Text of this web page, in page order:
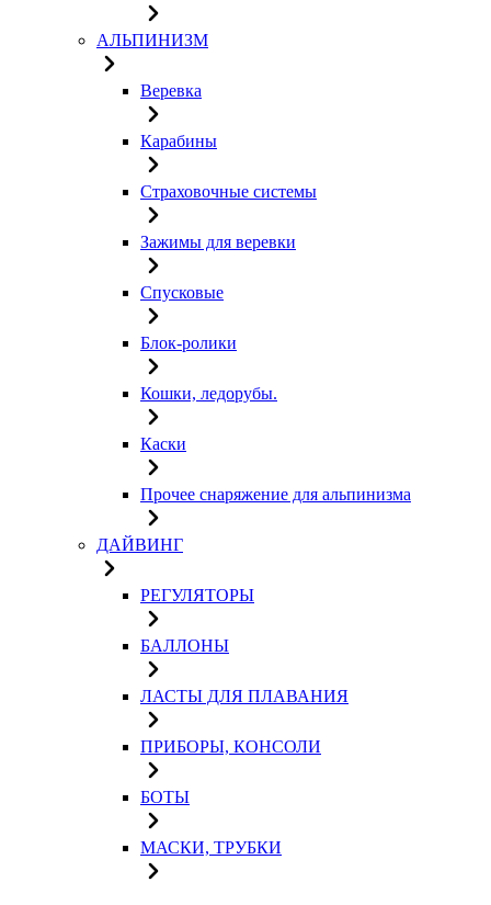
АЛЬПИНИЗМ
Веревка
Карабины
Страховочные системы
Зажимы для веревки
Спусковые
Блок-ролики
Кошки, ледорубы.
Каски
Прочее снаряжение для альпинизма
ДАЙВИНГ
РЕГУЛЯТОРЫ
БАЛЛОНЫ
ЛАСТЫ ДЛЯ ПЛАВАНИЯ
ПРИБОРЫ, КОНСОЛИ
БОТЫ
МАСКИ, ТРУБКИ